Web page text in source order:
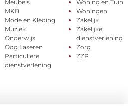
Meubels
MKB
Mode en Kleding
Muziek
Onderwijs
Oog Laseren
Particuliere
dienstverlening
Woning en Tuin
Woningen
Zakelijk
Zakelijke
dienstverlening
Zorg
ZZP